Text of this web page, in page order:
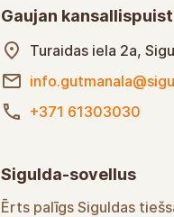
Gaujan
Turaidas iela 2a,
+371 61303030
Sigulda-sovellus
Ērts palīgs Siguldas